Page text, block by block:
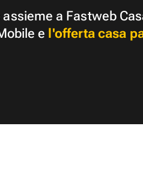
a Fastweb
e l'offerta casa